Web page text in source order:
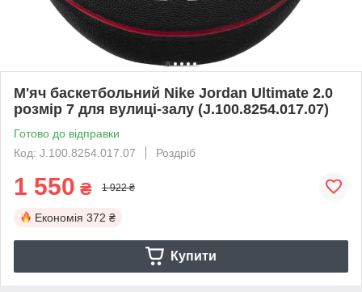
М'яч баскетбольний Nike Jordan Ultimate 2.0
розмір 7 для вулиці-залу (J.100.8254.017.07)
Готово до відправки
Код: J.100.8254.017.07
Роздріб
1 550 ₴ 1 922 ₴
Економія 372 ₴
Купити